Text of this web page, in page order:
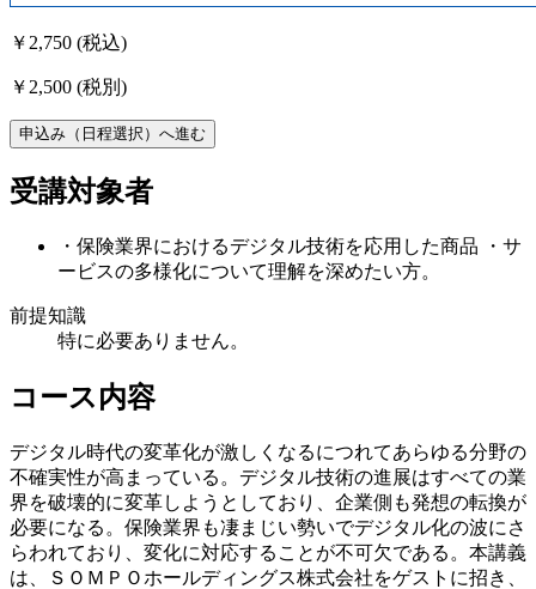
￥2,750 (税込)
￥2,500 (税別)
申込み（日程選択）へ進む
受講対象者
・保険業界におけるデジタル技術を応用した商品 ・サ
ービスの多様化について理解を深めたい方。
前提知識
特に必要ありません。
コース内容
デジタル時代の変革化が激しくなるにつれてあらゆる分野の
不確実性が高まっている。デジタル技術の進展はすべての業
界を破壊的に変革しようとしており、企業側も発想の転換が
必要になる。保険業界も凄まじい勢いでデジタル化の波にさ
らわれており、変化に対応することが不可欠である。本講義
は、ＳＯＭＰＯホールディングス株式会社をゲストに招き、